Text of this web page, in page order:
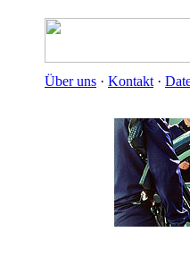
Über uns · Kontakt ·